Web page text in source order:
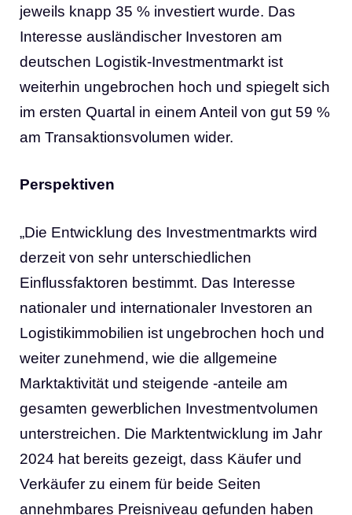
jeweils knapp 35 % investiert wurde. Das
Interesse ausländischer Investoren am
deutschen Logistik-Investmentmarkt ist
weiterhin ungebrochen hoch und spiegelt sich
im ersten Quartal in einem Anteil von gut 59 %
am Transaktionsvolumen wider.
Perspektiven
„Die Entwicklung des Investmentmarkts wird
derzeit von sehr unterschiedlichen
Einflussfaktoren bestimmt. Das Interesse
nationaler und internationaler Investoren an
Logistikimmobilien ist ungebrochen hoch und
weiter zunehmend, wie die allgemeine
Marktaktivität und steigende -anteile am
gesamten gewerblichen Investmentvolumen
unterstreichen. Die Marktentwicklung im Jahr
2024 hat bereits gezeigt, dass Käufer und
Verkäufer zu einem für beide Seiten
annehmbares Preisniveau gefunden haben